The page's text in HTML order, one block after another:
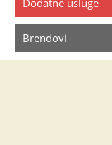
Dodatne usluge
Brendovi